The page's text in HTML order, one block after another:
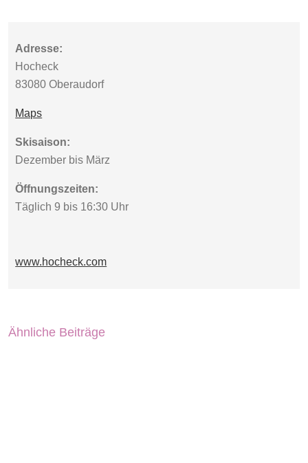
Adresse:
Hocheck
83080 Oberaudorf
Maps
Skisaison:
Dezember bis März
Öffnungszeiten:
Täglich 9 bis 16:30 Uhr
www.hocheck.com
Ähnliche Beiträge